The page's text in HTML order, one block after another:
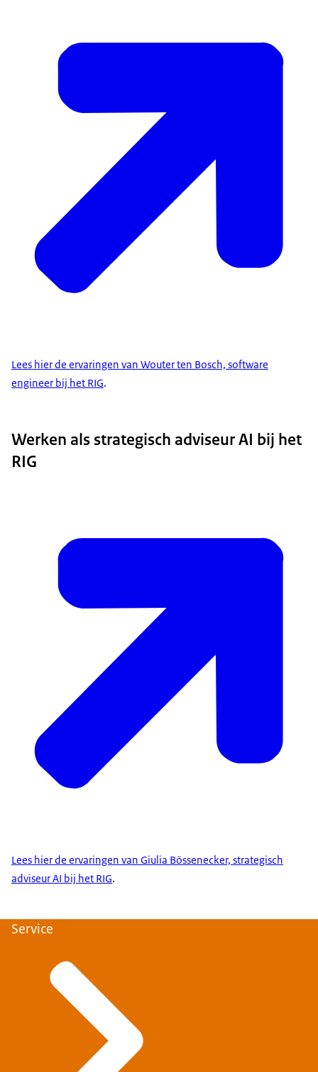
Lees hier de ervaringen van Wouter ten Bosch, software
engineer bij het RIG.
Werken als strategisch adviseur AI bij het
RIG
Lees hier de ervaringen van Giulia Bössenecker, strategisch
adviseur AI bij het RIG.
Service